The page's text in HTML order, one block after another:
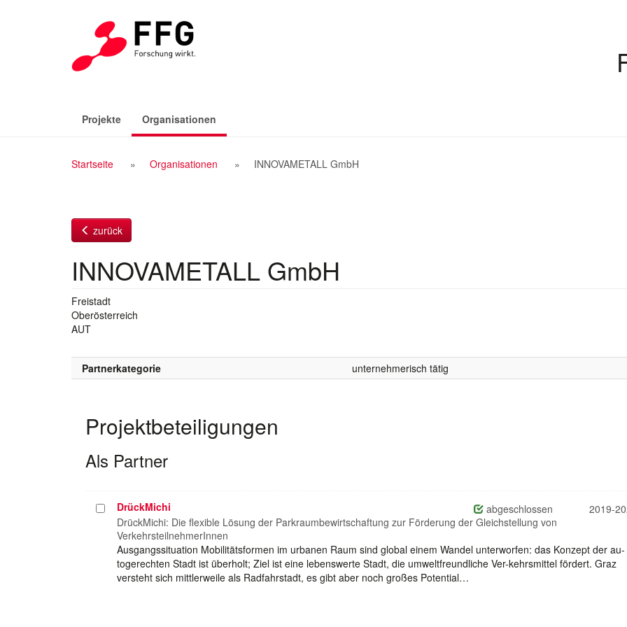
Projekte Organisationen
Breadcrumb
Startseite Organisationen INNOVAMETALL GmbH
zurück
INNOVAMETALL GmbH
Freistadt
Oberösterreich
AUT
Partnerkategorie unternehmerisch tätig
Projektbeteiligungen
Als Partner
Projekt
auswählen
DrückMichi abgeschlossen
2019-
DrückMichi: Die flexible Lösung der Parkraumbewirtschaftung zur Förderung der Gleichstellung von
VerkehrsteilnehmerInnen
Ausgangssituation Mobilitätsformen im urbanen Raum sind global einem Wandel unterworfen: das Konzept der au-
togerechten Stadt ist überholt; Ziel ist eine lebenswerte Stadt, die umweltfreundliche Ver-kehrsmittel fördert. Graz
versteht sich mittlerweile als Radfahrstadt, es gibt aber noch großes Potential…